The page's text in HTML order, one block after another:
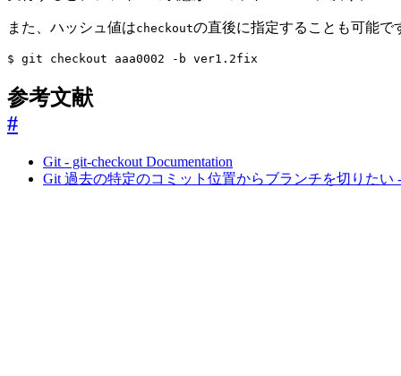
また、ハッシュ値はcheckoutの直後に指定することも可能で
$ git checkout aaa0002 -b ver1.2fix
参考文献
#
Git - git-checkout Documentation
Git 過去の特定のコミット位置からブランチを切りたい